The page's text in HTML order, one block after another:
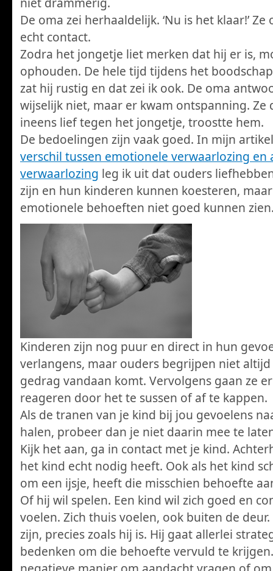
De oma zei herhaaldelijk. ‘Nu is het klaar!’ Ze
echt contact.
Zodra het jongetje liet merken dat hij er is,
ophouden. De hele tijd tijdens het
zat hij rustig en dat zei ik ook. De oma
wijselijk niet, maar er kwam ontspanning. Ze
ineens lief tegen het jongetje, troostte hem.
De bedoelingen zijn vaak goed. In mijn
verschil tussen emotionele verwaarlozing en
verwaarlozing leg ik uit dat ouders
zijn en hun kinderen kunnen koesteren,
emotionele behoeften niet goed kunnen
Kinderen zijn nog puur en direct in hun
verlangens, maar ouders begrijpen niet
gedrag vandaan komt. Vervolgens gaan ze
reageren door het te sussen of af te kappen.
Als de tranen van je kind bij jou gevoelens
halen, probeer dan je niet daarin mee te
Kijk het aan, ga in contact met je kind.
het kind echt nodig heeft. Ook als het kind
om een ijsje, heeft die misschien behoefte
Of hij wil spelen. Een kind wil zich goed en
voelen. Zich thuis voelen, ook buiten de
zijn, precies zoals hij is. Hij gaat allerlei
bedenken om die behoefte vervuld te